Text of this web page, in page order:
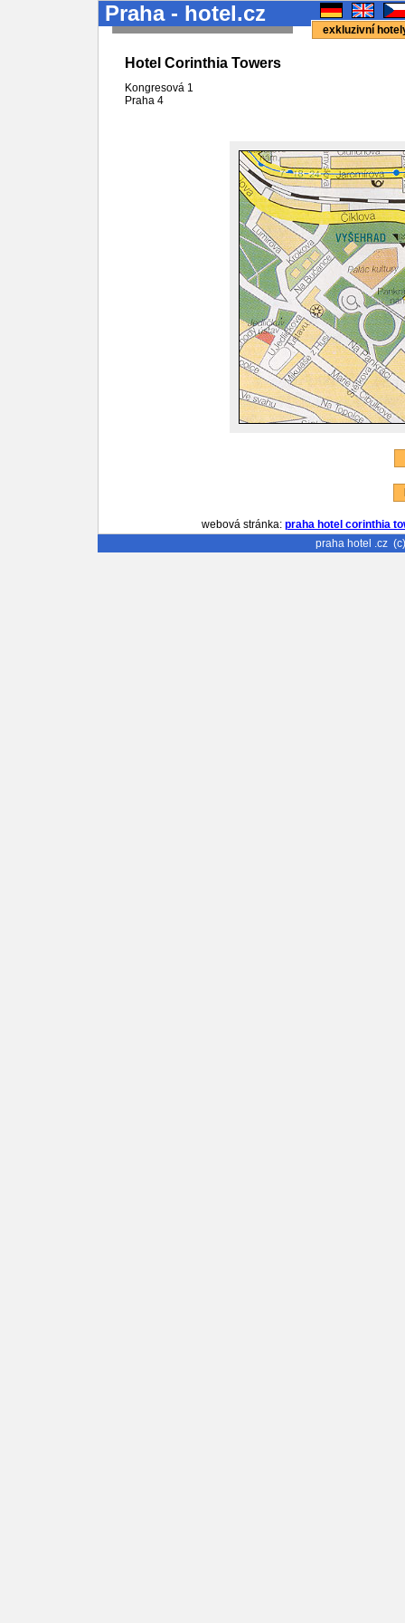
Praha - hotel.cz
exkluzivní
Hotel Corinthia Towers
Kongresová 1
Praha 4
webová stránka: praha hotel corinthia
praha hotel .cz